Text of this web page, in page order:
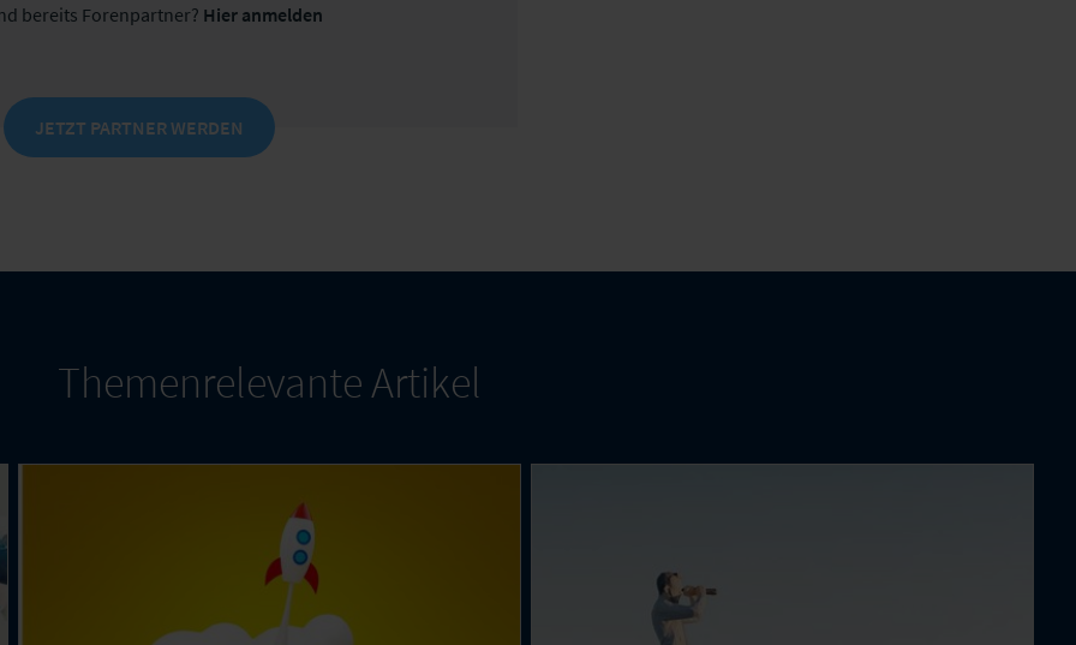
bereits Forenpartner? Hier anmelden
JETZT PARTNER WERDEN
Themenrelevante Artikel